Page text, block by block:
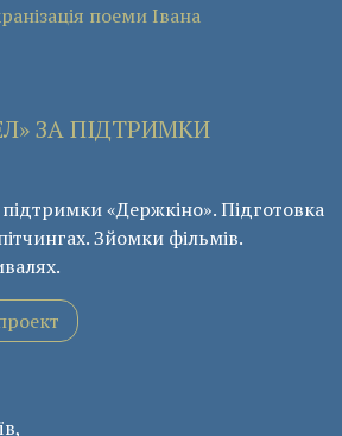
поеми Івана
ЗА ПІДТРИМКИ
підтримки «Держкіно». Підготовка
Зйомки фільмів.